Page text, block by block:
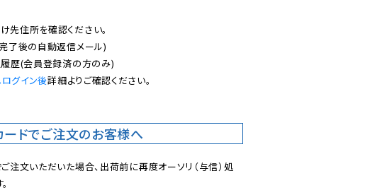
住所を確認ください。
了後の自動返信メール)
履歴(会員登録済の方のみ)
グイン後詳細よりご確認ください。
ードでご注文のお客様へ
ご注文いただいた場合、出荷前に再度オーソリ（与信）処